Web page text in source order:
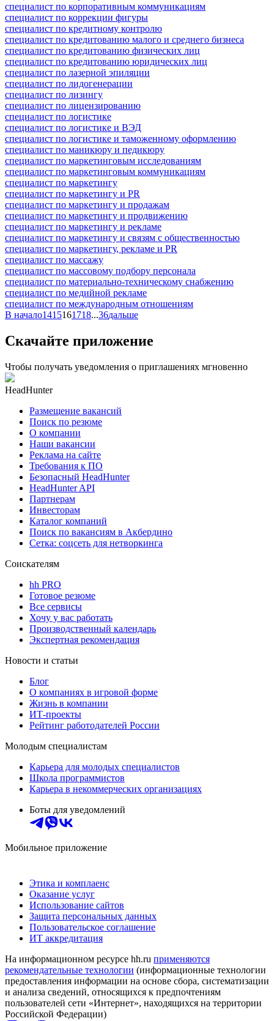
специалист по корпоративным коммуникациям
специалист по коррекции фигуры
специалист по кредитному контролю
специалист по кредитованию малого и среднего бизнеса
специалист по кредитованию физических лиц
специалист по кредитованию юридических лиц
специалист по лазерной эпиляции
специалист по лидогенерации
специалист по лизингу
специалист по лицензированию
специалист по логистике
специалист по логистике и ВЭД
специалист по логистике и таможенному оформлению
специалист по маникюру и педикюру
специалист по маркетинговым исследованиям
специалист по маркетинговым коммуникациям
специалист по маркетингу
специалист по маркетингу и PR
специалист по маркетингу и продажам
специалист по маркетингу и продвижению
специалист по маркетингу и рекламе
специалист по маркетингу и связям с общественностью
специалист по маркетингу, рекламе и PR
специалист по массажу
специалист по массовому подбору персонала
специалист по материально-техническому снабжению
специалист по медийной рекламе
специалист по международным отношениям
В начало1415161718...36дальше
Скачайте приложение
Чтобы получать уведомления о приглашениях мгновенно
HeadHunter
Размещение вакансий
Поиск по резюме
О компании
Наши вакансии
Реклама на сайте
Требования к ПО
Безопасный HeadHunter
HeadHunter API
Партнерам
Инвесторам
Каталог компаний
Поиск по вакансиям в Акбердино
Сетка: соцсеть для нетворкинга
Соискателям
hh PRO
Готовое резюме
Все сервисы
Хочу у вас работать
Производственный календарь
Экспертная рекомендация
Новости и статьи
Блог
О компаниях в игровой форме
Жизнь в компании
ИТ-проекты
Рейтинг работодателей России
Молодым специалистам
Карьера для молодых специалистов
Школа программистов
Карьера в некоммерческих организациях
Боты для уведомлений
Мобильное приложение
Этика и комплаенс
Оказание услуг
Использование сайтов
Защита персональных данных
Пользовательское соглашение
ИТ аккредитация
На информационном ресурсе hh.ru применяются
рекомендательные технологии (информационные технологии
предоставления информации на основе сбора, систематизации
и анализа сведений, относящихся к предпочтениям
пользователей сети «Интернет», находящихся на территории
Российской Федерации)